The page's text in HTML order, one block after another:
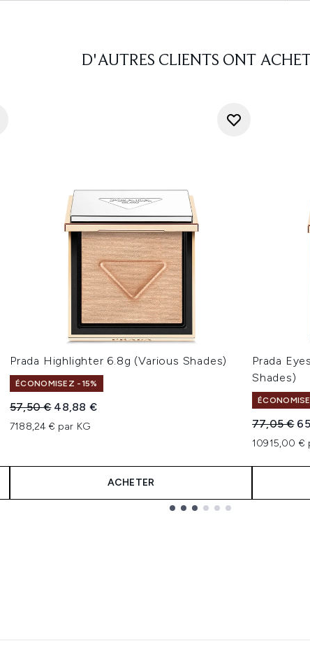
D'AUTRES CLIENTS ONT
Prada Highlighter 6.8g (Various Shades)
ÉCONOMISEZ -15%
Prix de vente :
57,50 € Prix ​​actuel :
48,88 €
7188,24 € par KG
ACHETER
Prada
Shades)
Prix de
77,05 €
10915,00 €